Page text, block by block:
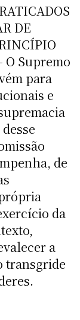
DE
O Supremo
para
e
de
da
a
transgride